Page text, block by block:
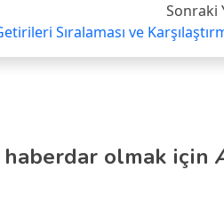
Sonraki
Sıralaması ve
haberdar olmak için